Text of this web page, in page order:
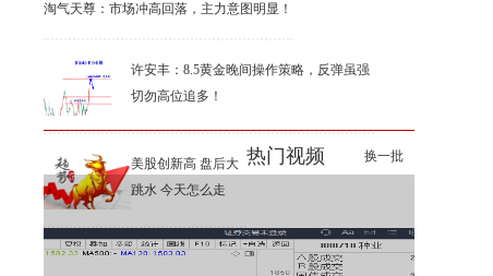
淘气天尊：市场冲高回落，主力意图明显！
许安丰：8.5黄金晚间操作策略，反弹虽强
切勿高位追多！
美股创新高 盘后大
跳水 今天怎么走
热门视频 换一批